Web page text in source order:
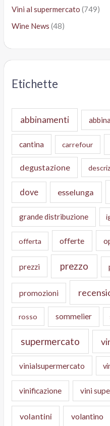
Vini al supermercato (749)
Wine News (48)
Etichette
abbinamenti
cantina carrefour
degustazione
dove esselunga
grande distribuzione
offerta offerte
prezzi prezzo
promozioni
rosso sommelier
supermercato
vinialsupermercato
vinificazione vini
volantini volantino